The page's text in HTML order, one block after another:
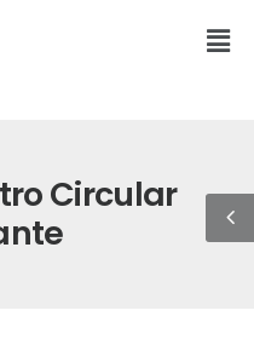
Circular